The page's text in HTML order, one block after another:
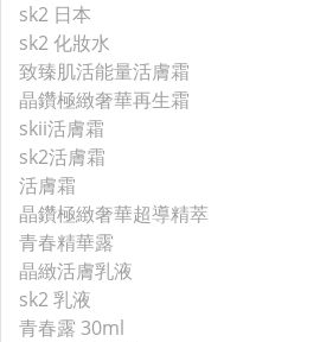
sk2 日本
sk2 化妝水
致臻肌活能量活膚霜
晶鑽極緻奢華再生霜
skii活膚霜
sk2活膚霜
活膚霜
晶鑽極緻奢華超導精萃
青春精華露
晶緻活膚乳液
sk2 乳液
青春露 30ml